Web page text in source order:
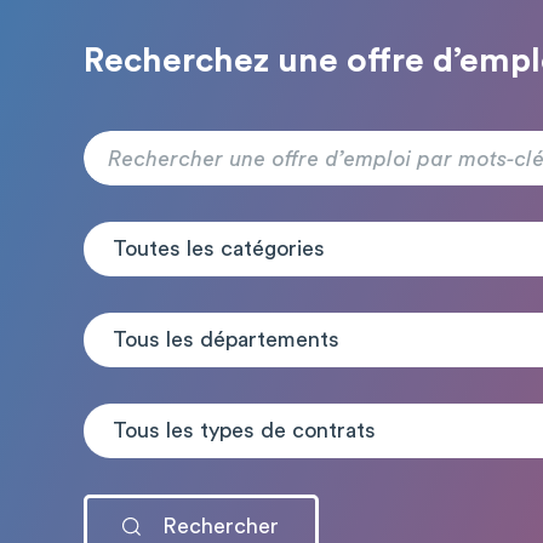
Recherchez une offre
Toutes les catégories
Tous les départements
Tous les types de contrats